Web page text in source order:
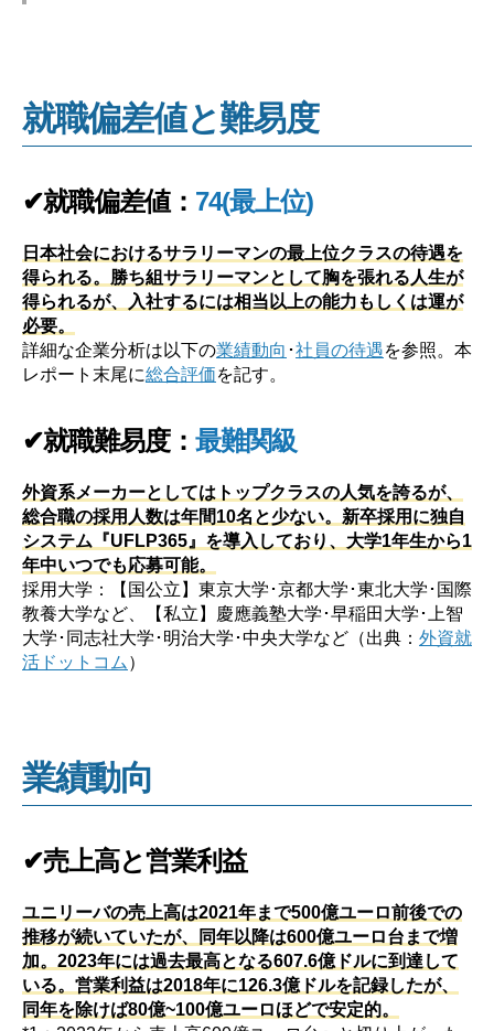
就職偏差値と難易度
✔就職偏差値： 74(最上位)
日本社会におけるサラリーマンの最上位クラスの待遇を
得られる。勝ち組サラリーマンとして胸を張れる人生が
得られるが、入社するには相当以上の能力もしくは運が
必要。
詳細な企業分析は以下の業績動向 ･社員の待遇を参照。本
レポート末尾に総合評価を記す。
✔就職難易度：最難関級
外資系メーカーとしてはトップクラスの人気を誇るが、
総合職の採用人数は年間10名と少ない。新卒採用に独自
システム『UFLP365』を導入しており、大学1年生から1
年中いつでも応募可能。
採用大学：【国公立】東京大学･京都大学･東北大学･国際
教養大学など、【私立】慶應義塾大学･早稲田大学･上智
大学･同志社大学･明治大学･中央大学など（出典： 外資就
活ドットコム ）
業績動向
✔売上高と営業利益
ユニリーバの売上高は2021年まで500億ユーロ前後での
推移が続いていたが、同年以降は600億ユーロ台まで増
加。2023年には過去最高となる607.6億ドルに到達して
いる。営業利益は2018年に126.3億ドルを記録したが、
同年を除けば80億~100億ユーロほどで安定的。